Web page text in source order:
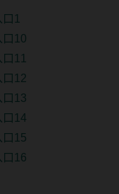
1
口10
11
口12
口13
口14
口15
口16